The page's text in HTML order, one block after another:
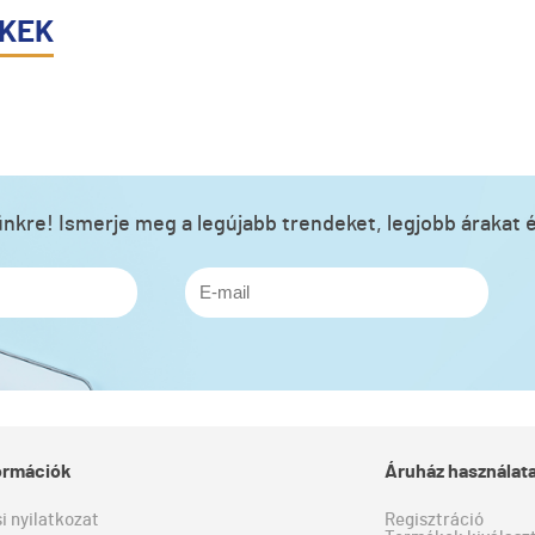
Ismerje meg a legújabb trendeket, legjobb árakat
nyilatkozat
Áruház
Regisztráció